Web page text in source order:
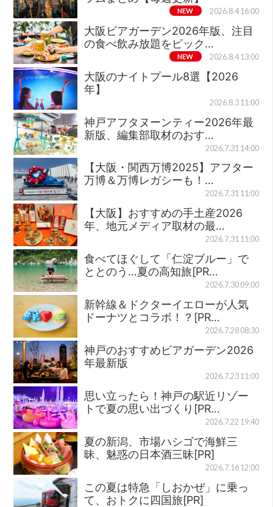
NEW 2026.8.4 16:00
大阪ビアガーデン2026年版、注目
の食べ飲み放題をピック…
NEW 2026.8.4 13:00
大阪のナイトプール8選【2026
年】
2026.8.3 11:00
神戸アフタヌーンティー2026年最
新版、編集部取材のおす…
2026.7.31 14:00
【大阪・関西万博2025】アフター
万博＆万博レガシーも！…
2026.7.31 11:00
【大阪】おすすめの手土産2026
年、地元メディア取材の最…
2026.7.31 11:00
食べてほぐして「仁淀ブルー」で
ととのう…夏の高知旅[PR…
2026.7.30 09:00
新幹線＆ドクターイエローが人気
ドーナツとコラボ！？[PR…
2026.7.28 08:30
神戸のおすすめビアガーデン2026
年最新版
2026.7.23 11:00
思い立ったら！神戸の駅近リゾー
トで夏の思い出づくり[PR…
2026.7.22 19:40
夏の新潟、市場ハシゴで海鮮三
昧、魅惑の日本酒三昧[PR]
2026.7.16 12:00
この夏は特急「しおかぜ」に乗っ
て、おトクに四国旅[PR]